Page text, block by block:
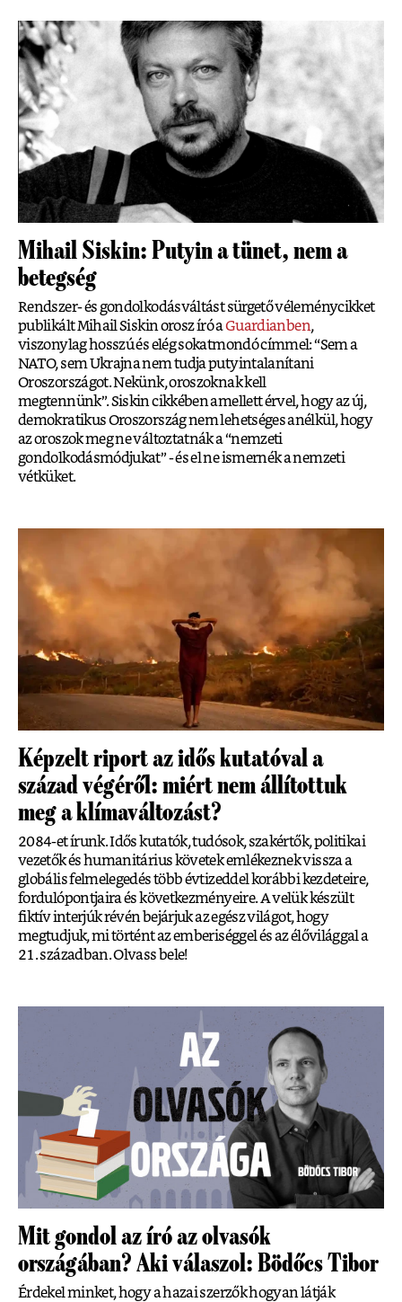
Mihail Siskin: Putyin a tünet, nem a
betegség
Rendszer- és gondolkodásváltást sürgető véleménycikket
publikált Mihail Siskin orosz író aGuardianben,
viszonylag hosszú és elég sokatmondó címmel: “Sem a
NATO, sem Ukrajna nem tudja putyintalanítani
Oroszországot. Nekünk, oroszoknak kell
megtennünk”. Siskin cikkében amellett érvel, hogy az új,
demokratikus Oroszország nem lehetséges anélkül, hogy
az oroszok meg ne változtatnák a “nemzeti
gondolkodásmódjukat” - és el ne ismernék a nemzeti
vétküket.
Képzelt riport az idős kutatóval a
század végéről: miért nem állítottuk
meg a klímaváltozást?
2084-et írunk. Idős kutatók, tudósok, szakértők, politikai
vezetők és humanitárius követek emlékeznek vissza a
globális felmelegedés több évtizeddel korábbi kezdeteire,
fordulópontjaira és következményeire. A velük készült
fiktív interjúk révén bejárjuk az egész világot, hogy
megtudjuk, mi történt az emberiséggel és az élővilággal a
21. században. Olvass bele!
Mit gondol az író az olvasók
országában? Aki válaszol: Bödőcs Tibor
Érdekel minket, hogy a hazai szerzők hogyan látják